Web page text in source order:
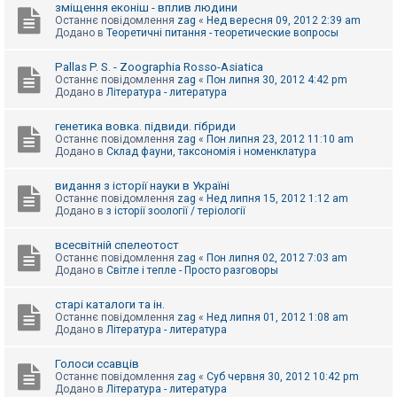
зміщення еконіш - вплив людини
Останнє повідомлення zag « Нед вересня 09, 2012 2:39 am
Додано в Теоретичні питання - теоретические вопросы
Pallas P. S. - Zoographia Rosso-Asiatica
Останнє повідомлення zag « Пон липня 30, 2012 4:42 pm
Додано в Література - литература
генетика вовка. підвиди. гібриди
Останнє повідомлення zag « Пон липня 23, 2012 11:10 am
Додано в Склад фауни, таксономія і номенклатура
видання з історії науки в Україні
Останнє повідомлення zag « Нед липня 15, 2012 1:12 am
Додано в з історії зоології / теріології
всесвітній спелеотост
Останнє повідомлення zag « Пон липня 02, 2012 7:03 am
Додано в Світле і тепле - Просто разговоры
старі каталоги та ін.
Останнє повідомлення zag « Нед липня 01, 2012 1:08 am
Додано в Література - литература
Голоси ссавців
Останнє повідомлення zag « Суб червня 30, 2012 10:42 pm
Додано в Література - литература